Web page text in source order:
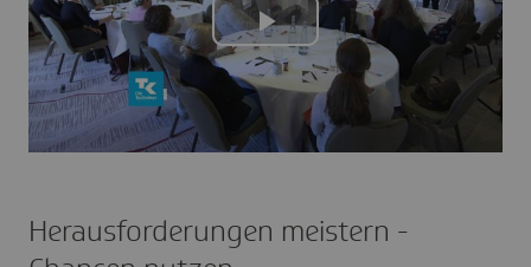
Play
Video
Herausforderungen meistern -